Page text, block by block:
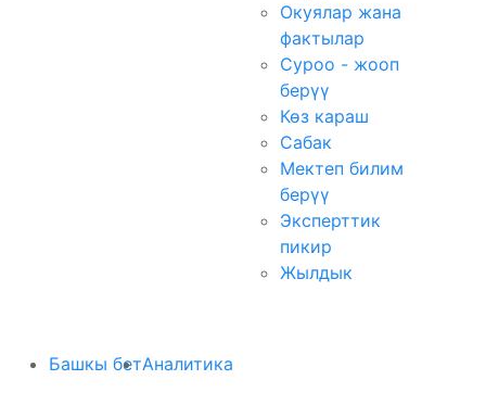
Окуялар жана
фактылар
Суроо - жооп
берүү
Көз караш
Сабак
Мектеп билим
берүү
Эксперттик
пикир
Жылдык
Башкы бетАналитика